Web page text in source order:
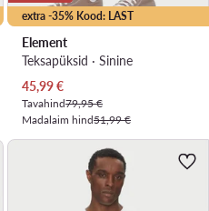
extra -35% Kood: LAST
Element
Teksapüksid · Sinine
Praegune hind
45,99€
Tavahind79,95 €
Madalaim hind51,99 €